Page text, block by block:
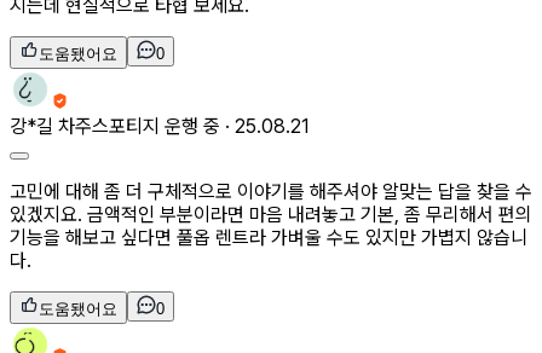
지는데 현실적으로 타협 보세요.
도움됐어요 0
강*길 차주스포티지 운행 중 · 25.08.21
고민에 대해 좀 더 구체적으로 이야기를 해주셔야 알맞는 답을 찾을 수
있겠지요. 금액적인 부분이라면 마음 내려놓고 기본, 좀 무리해서 편의
기능을 해보고 싶다면 풀옵 렌트라 가벼울 수도 있지만 가볍지 않습니
다.
도움됐어요 0